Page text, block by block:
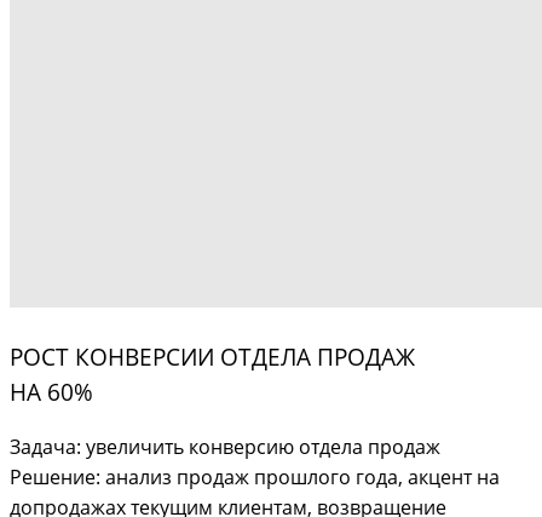
РОСТ КОНВЕРСИИ ОТДЕЛА ПРОДАЖ
НА 60%
Задача: увеличить конверсию отдела продаж
Решение: анализ продаж прошлого года, акцент на
допродажах текущим клиентам, возвращение